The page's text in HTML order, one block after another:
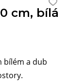
cm, bílá
bílém a dub